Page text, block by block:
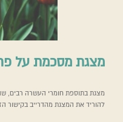
מצגת מסכמת על
מצגת בתוספת חומרי העשרה רבים,
להוריד את המצגת מהדרייב בקישור